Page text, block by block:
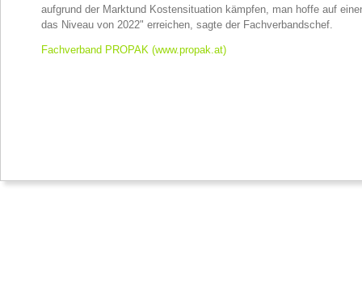
aufgrund der Marktund Kostensituation kämpfen, man hoffe auf
das Niveau von 2022" erreichen, sagte der Fachverbandschef.
Fachverband PROPAK (www.propak.at)